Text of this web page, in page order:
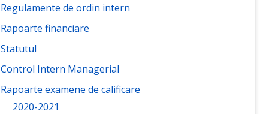
Regulamente de ordin intern
Rapoarte financiare
Statutul
Control Intern Managerial
Rapoarte examene de calificare
2020-2021